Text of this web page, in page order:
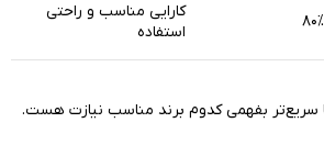
۸۰%
کارایی مناسب و راحتی
استفاده
بفهمی کدوم برند مناسب نیازت هست.